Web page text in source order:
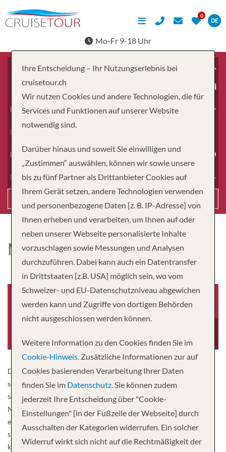
DE
Mo-Fr 9-18 Uhr
Erwachsene
Kinder
Dauer
Reiseart
NORWEGIAN JEWEL
Baujahr
Besatzung
Dieses Schiff ist ein Juwel, das Sie sich nicht entgehen lassen
sollten! Elegante Einrichtung, klassisches und modernes Design
sowie eine entspannte Atmosphäre erwarten Sie an Bord der
Norwegian Jewel®. Kommen Sie an Bord und begeben Sie sich auf
eine Alaska-Kreuzfahrt in die Wildnis. Während Sie zu
spektakulären Reisezielen cruisen, die auf Ihrer Bucket List stehen,
können Sie sich in unberührten Kabinen entspannen und im
Ihre Entscheidung – Ihr Nutzungserlebnis bei
cruisetour.ch
Wir nutzen Cookies und andere Technologien, die für
Services und Funktionen auf unserer Website
notwendig sind.
Darüber hinaus und soweit Sie einwilligen und
„Zustimmen“ auswählen, können wir sowie unsere
bis zu fünf Partner als Drittanbieter Cookies auf
Ihrem Gerät setzen, andere Technologien verwenden
und personenbezogene Daten [z. B. IP-Adresse] von
Ihnen erheben und verarbeiten, um Ihnen auf oder
neben unserer Webseite personalisierte Inhalte
vorzuschlagen sowie Messungen und Analysen
durchzuführen. Dabei kann auch ein Datentransfer
in Drittstaaten [z.B. USA] möglich sein, wo vom
Schweizer- und EU-Datenschutzniveau abgewichen
werden kann und Zugriffe von dortigen Behörden
nicht ausgeschlossen werden können.
Weitere Information zu den Cookies finden Sie im
Cookie-Hinweis. Zusätzliche Informationen zur auf
Cookies basierenden Verarbeitung Ihrer Daten
finden Sie im Datenschutz.Sie können zudem
jederzeit Ihre Entscheidung über "Cookie-
Einstellungen" [in der Fußzeile der Webseite] durch
Ausschalten der Kategorien widerrufen. Ein solcher
Widerruf wirkt sich nicht auf die Rechtmäßigkeit der